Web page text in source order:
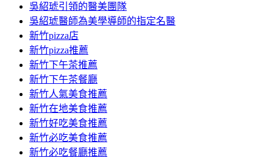
主
要
內
容
吳紹琥引領的醫美團隊
吳紹琥醫師為美學導師的指定名醫
新竹pizza店
新竹pizza推薦
新竹下午茶推薦
新竹下午茶餐廳
新竹人氣美食推薦
新竹在地美食推薦
新竹好吃美食推薦
新竹必吃美食推薦
新竹必吃餐廳推薦